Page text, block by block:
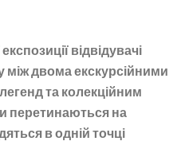
відвідувачі
двома екскурсійними
та колекційним
перетинаються на
в одній точці